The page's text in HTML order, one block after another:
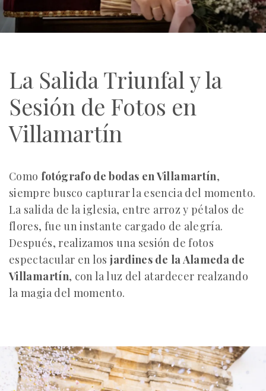
La Salida Triunfal y la
Sesión de Fotos en
Villamartín
Como fotógrafo de bodas en Villamartín,
siempre busco capturar la esencia del momento.
La salida de la iglesia, entre arroz y pétalos de
flores, fue un instante cargado de alegría.
Después, realizamos una sesión de fotos
espectacular en losjardines de la Alameda de
Villamartín, con la luz del atardecer realzando
la magia del momento.